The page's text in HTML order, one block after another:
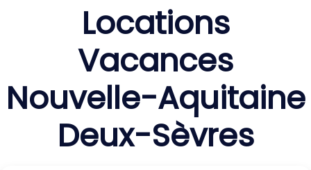
Locations
Vacances
Nouvelle-Aquitaine
Deux-Sèvres